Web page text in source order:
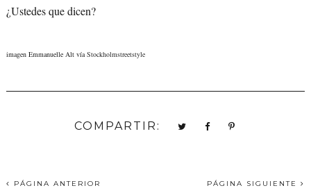
¿Ustedes que dicen?
imagen Emmanuelle Alt víaStockholmstreetstyle
COMPARTIR:
PÁGINA ANTERIOR PÁGINA SIGUIENTE